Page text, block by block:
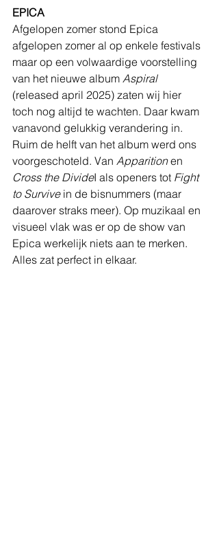
EPICA
Afgelopen zomer stond Epica
afgelopen zomer al op enkele festivals
maar op een volwaardige voorstelling
van het nieuwe album Aspiral
(released april 2025) zaten wij hier
toch nog altijd te wachten. Daar kwam
vanavond gelukkig verandering in.
Ruim de helft van het album werd ons
voorgeschoteld. Van Apparition en
Cross the DivideI als openers tot Fight
to Survive in de bisnummers (maar
daarover straks meer). Op muzikaal en
visueel vlak was er op de show van
Epica werkelijk niets aan te merken.
Alles zat perfect in elkaar.